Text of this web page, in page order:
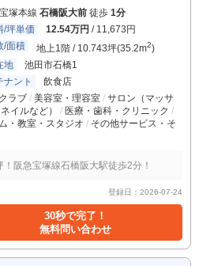
塚本線 石橋阪大前 徒歩 1分
/坪単価
12.54万円 / 11,673円
/面積
地上1階 / 10.743坪(35.2m2)
地
池田市石橋1
ナント
飲食店
ラブ 美容室・理容室
サロン（マッサ
イルなど）
医療・歯科・クリニック
・教室・スタジオ
その他サービス・そ
阪急宝塚線石橋阪大駅徒歩2分！
登録日：2026-07-24
30秒で完了！
無料問い合わせ